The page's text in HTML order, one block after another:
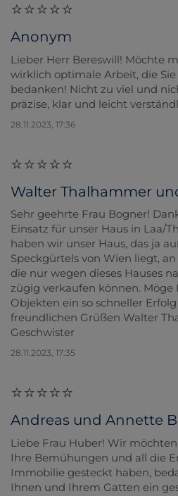
Anonym
Lieber Herr Bereswill! Möchte
wirklich optimale Arbeit, die
bedanken! Nicht zu viel und
präzise, klar und leicht
28.11.2023, 17:36
Walter Thalhammer
Sehr geehrte Frau Bogner!
Einsatz für unser Haus in Laa/
haben wir unser Haus, das ja
Speckgürtels von Wien liegt,
die nur wegen dieses Hauses
zügig verkaufen können.
Objekten ein so schneller
freundlichen Grüßen Walter
Geschwister
28.11.2023, 17:35
Andreas und Annette
Liebe Frau Huber! Wir
Ihre Bemühungen und all die
Immobilie gesteckt haben,
Ihnen und Ihrem Gatten ein